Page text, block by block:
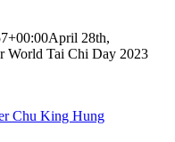
April 28th,
World Tai Chi Day 2023
Chu King Hung